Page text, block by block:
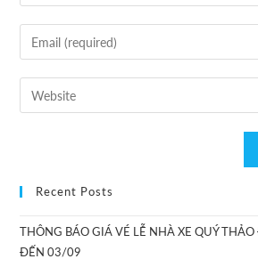
Recent Posts
THÔNG BÁO GIÁ VÉ LỄ NHÀ XE QUÝ
ĐẾN 03/09